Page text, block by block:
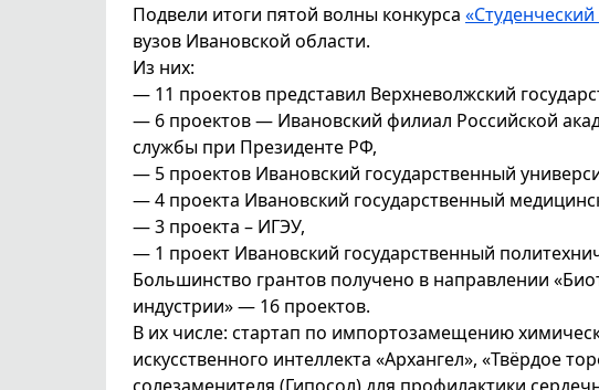
Подвели итоги пятой волны конкурса «Студенческий
вузов Ивановской области.
Из них:
— 11 проектов представил Верхневолжский
— 6 проектов — Ивановский филиал Российской
службы при Президенте РФ,
— 5 проектов Ивановский государственный
— 4 проекта Ивановский государственный
— 3 проекта – ИГЭУ,
— 1 проект Ивановский государственный
Большинство грантов получено в направлении
индустрии» — 16 проектов.
В их числе: стартап по импортозамещению
искусственного интеллекта «Архангел», «Твёрдое